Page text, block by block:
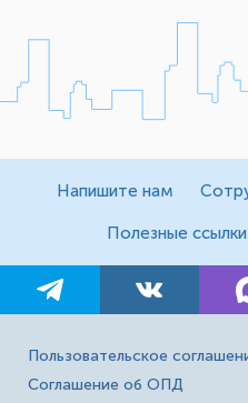
Напишите нам
Полезные ссылки
Пользовательское
Соглашение об ОПД